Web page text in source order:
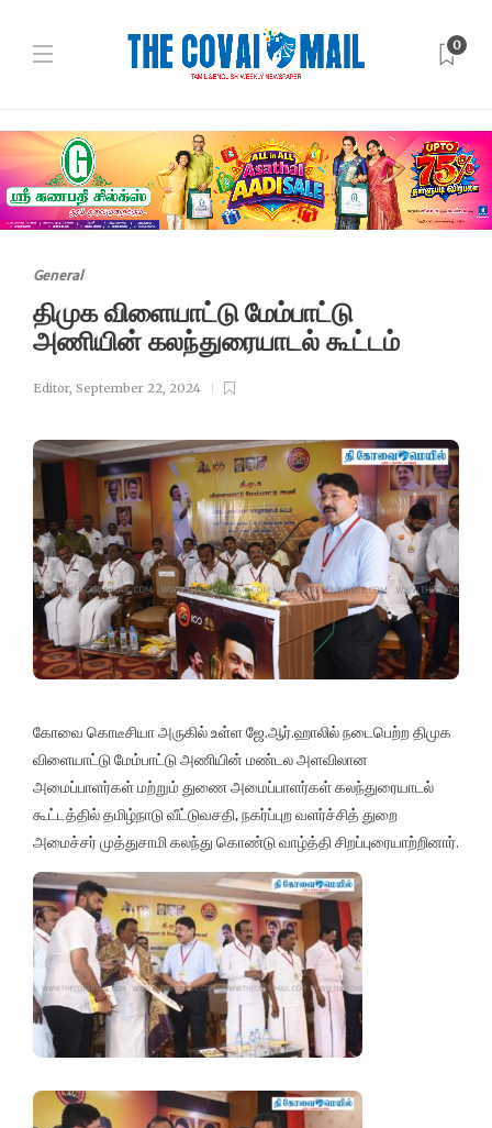
0
General
திமுக விளையாட்டு மேம்பாட்டு
அணியின் கலந்துரையாடல் கூட்டம்
Editor, September 22, 2024
கோவை கொடீசியா அருகில் உள்ள ஜே.ஆர்.ஹாலில் நடைபெற்ற திமுக
விளையாட்டு மேம்பாட்டு அணியின் மண்டல அளவிலான
அமைப்பாளர்கள் மற்றும் துணை அமைப்பாளர்கள் கலந்துரையாடல்
கூட்டத்தில் தமிழ்நாடு வீட்டுவசதி, நகர்ப்புற வளர்ச்சித் துறை
அமைச்சர் முத்துசாமி கலந்து கொண்டு வாழ்த்தி சிறப்புரையாற்றினார்.